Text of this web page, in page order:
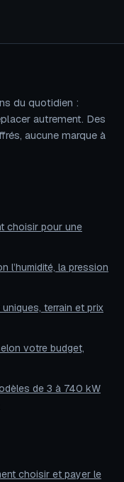
du quotidien :
autrement. Des
aucune marque à
choisir pour une
l’humidité, la pression
terrain et prix
votre budget,
de 3 à 740 kW
choisir et payer le